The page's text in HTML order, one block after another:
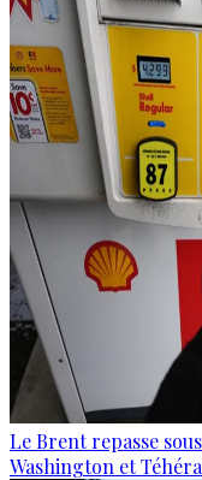
Le Brent repasse
Washington et